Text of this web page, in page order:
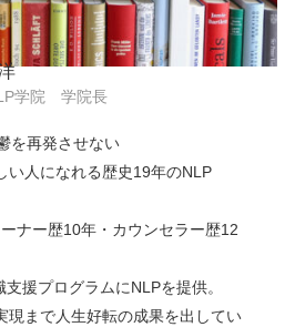
学院 学院長
を再発させない
い人になれる歴史19年のNLP
ナー歴10年・カウンセラー歴12
援プログラムにNLPを提供。
現まで人生好転の成果を出してい